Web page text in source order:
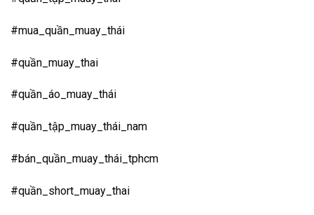
#mua_quần_muay_thái
#quần_muay_thai
#quần_áo_muay_thái
#quần_tập_muay_thái_nam
#bán_quần_muay_thái_tphcm
#quần_short_muay_thai